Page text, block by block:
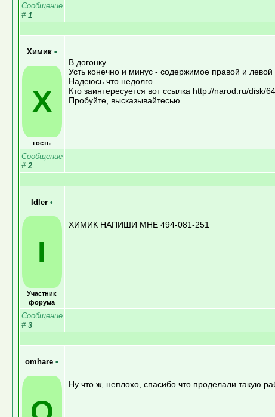
Сообщение
# 1
Химик •
Х
гость
В догонку
Усть конечно и минус - содержимое правой и левой
Надеюсь что недолго.
Кто заинтересуется вот ссылка http://narod.ru/
Пробуйте, высказывайтесью
Сообщение
# 2
Idler •
I
Участник
форума
ХИМИК НАПИШИ МНЕ 494-081-251
Сообщение
# 3
omhare •
Ну что ж, неплохо, спасибо что проделали такую